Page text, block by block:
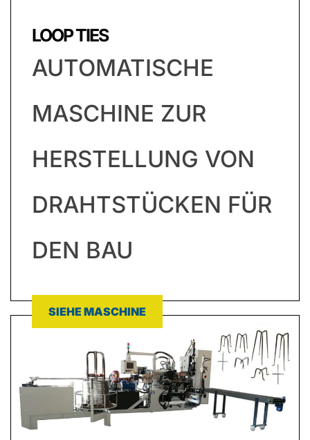
LOOP TIES
AUTOMATISCHE
MASCHINE ZUR
HERSTELLUNG VON
DRAHTSTÜCKEN FÜR
DEN BAU
SIEHE MASCHINE